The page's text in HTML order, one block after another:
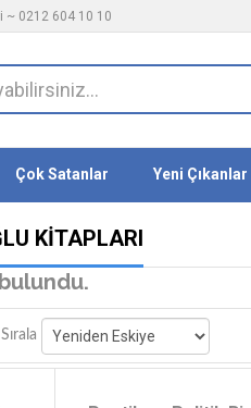
~ 0212 604 10 10
Çok Satanlar Yeni Çıkanlar
KITAPLARI
Sırala Stoktakiler